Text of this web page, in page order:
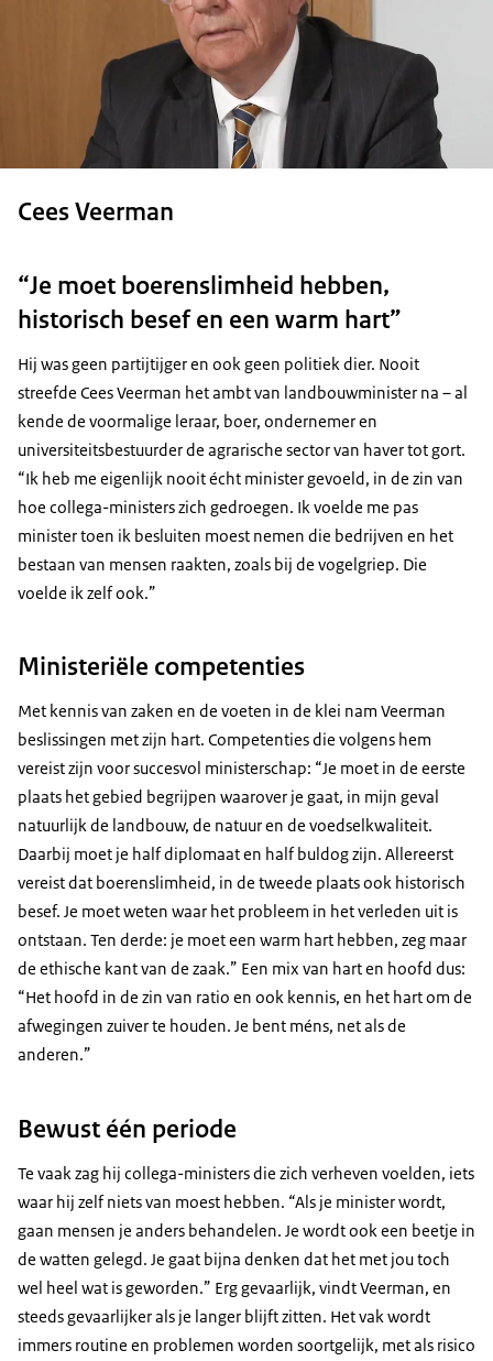
Cees Veerman
“Je moet boerenslimheid hebben,
historisch besef en een warm hart”
Hij was geen partijtijger en ook geen politiek dier. Nooit
streefde Cees Veerman het ambt van landbouwminister na – al
kende de voormalige leraar, boer, ondernemer en
universiteitsbestuurder de agrarische sector van haver tot gort.
“Ik heb me eigenlijk nooit écht minister gevoeld, in de zin van
hoe collega-ministers zich gedroegen. Ik voelde me pas
minister toen ik besluiten moest nemen die bedrijven en het
bestaan van mensen raakten, zoals bij de vogelgriep. Die
voelde ik zelf ook.”
Ministeriële competenties
Met kennis van zaken en de voeten in de klei nam Veerman
beslissingen met zijn hart. Competenties die volgens hem
vereist zijn voor succesvol ministerschap: “Je moet in de eerste
plaats het gebied begrijpen waarover je gaat, in mijn geval
natuurlijk de landbouw, de natuur en de voedselkwaliteit.
Daarbij moet je half diplomaat en half buldog zijn. Allereerst
vereist dat boerenslimheid, in de tweede plaats ook historisch
besef. Je moet weten waar het probleem in het verleden uit is
ontstaan. Ten derde: je moet een warm hart hebben, zeg maar
de ethische kant van de zaak.” Een mix van hart en hoofd dus:
“Het hoofd in de zin van ratio en ook kennis, en het hart om de
afwegingen zuiver te houden. Je bent méns, net als de
anderen.”
Bewust één periode
Te vaak zag hij collega-ministers die zich verheven voelden, iets
waar hij zelf niets van moest hebben. “Als je minister wordt,
gaan mensen je anders behandelen. Je wordt ook een beetje in
de watten gelegd. Je gaat bijna denken dat het met jou toch
wel heel wat is geworden.” Erg gevaarlijk, vindt Veerman, en
steeds gevaarlijker als je langer blijft zitten. Het vak wordt
immers routine en problemen worden soortgelijk, met als risico